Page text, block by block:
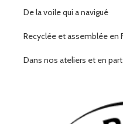
De la voile qui a navigué
Recyclée et assemblée en
Dans nos ateliers et en